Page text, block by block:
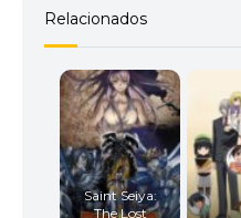
Relacionados
Saint Seiya:
The Lost